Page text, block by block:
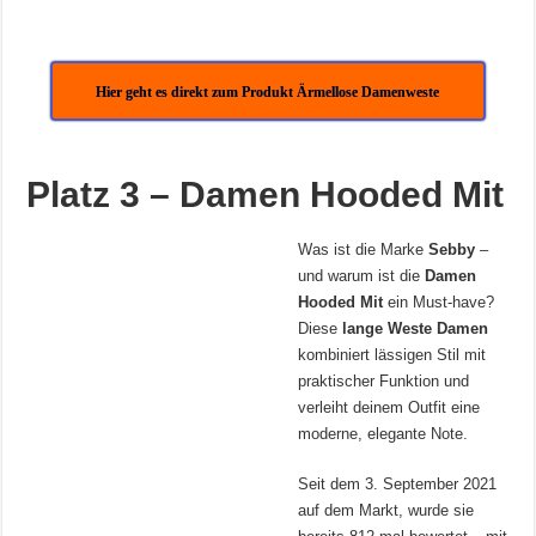
Hier geht es direkt zum Produkt Ärmellose Damenweste
Platz 3 – Damen Hooded Mit
Was ist die MarkeSebby –
und warum ist die Damen
Hooded Mit ein Must-have?
Diese lange Weste Damen
kombiniert lässigen Stil mit
praktischer Funktion und
verleiht deinem Outfit eine
moderne, elegante Note.
Seit dem 3. September 2021
auf dem Markt, wurde sie